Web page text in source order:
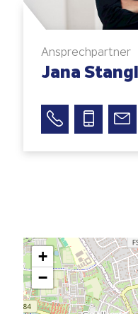
Ansprechpartner
Jana
+
−